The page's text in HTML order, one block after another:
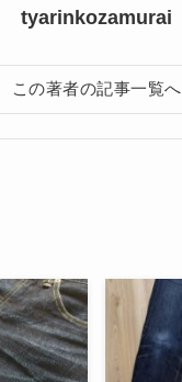
tyarinkozamurai
この著者の記事一覧へ